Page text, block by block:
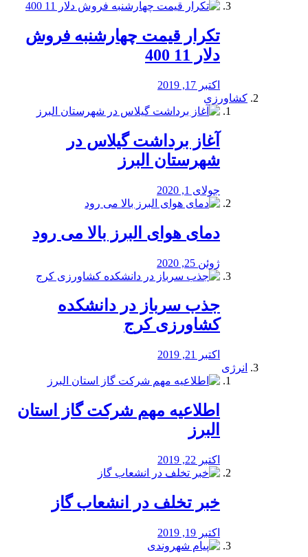
تکرار قیمت چهارشنبه فروش
دلار 11 400
اکتبر 17, 2019
کشاورزی
آغاز برداشت گیلاس در
شهرستان البرز
جولای 1, 2020
دمای هوای البرز بالا می رود
ژوئن 25, 2020
جذب سرباز در دانشکده
کشاورزی کرج
اکتبر 21, 2019
انرژی
️اطلاعیه مهم شرکت گاز استان
البرز
اکتبر 22, 2019
خبر تخلف در انشعاب گاز
اکتبر 19, 2019